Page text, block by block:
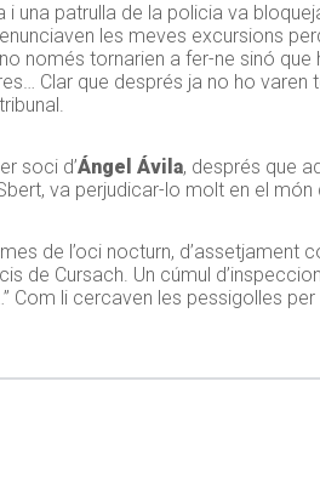
i una patrulla de la policia va
les meves excursions
només tornarien a fer-ne sinó
Clar que després ja no ho
soci d’Ángel Ávila, després que
va perjudicar-lo molt en el món
de l’oci nocturn,
de Cursach. Un cúmul
Com li cercaven les pessigolles